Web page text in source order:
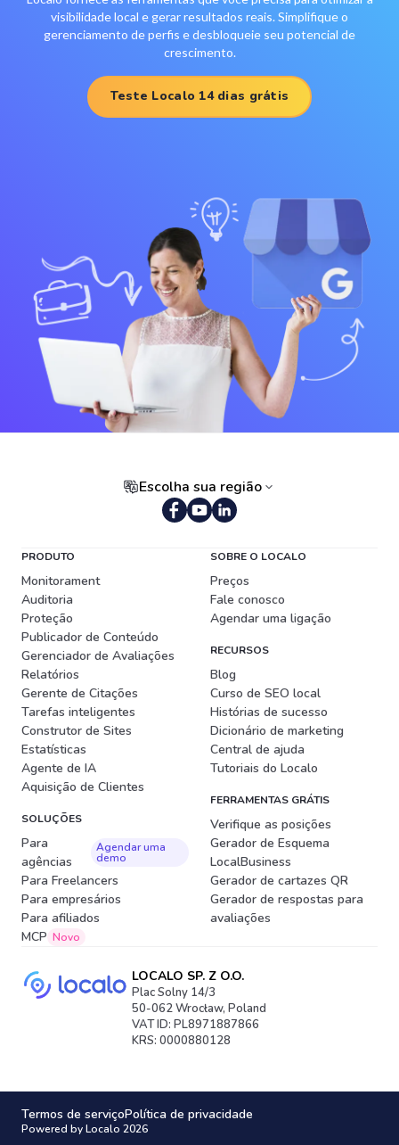
visibilidade local e gerar resultados reais. Simplifique o
gerenciamento de perfis e desbloqueie seu potencial de
crescimento.
Teste Localo 14 dias grátis
Escolha sua região
PRODUTO
Monitorament
Auditoria
Proteção
Publicador de Conteúdo
Gerenciador de Avaliações
Relatórios
Gerente de Citações
Tarefas inteligentes
Construtor de Sites
Estatísticas
Agente de IA
Aquisição de Clientes
SOLUÇÕES
Para
agências
Agendar uma
demo
Para Freelancers
Para empresários
Para afiliados
MCP Novo
SOBRE O LOCALO
Preços
Fale conosco
Agendar uma ligação
RECURSOS
Blog
Curso de SEO local
Histórias de sucesso
Dicionário de marketing
Central de ajuda
Tutoriais do Localo
FERRAMENTAS GRÁTIS
Verifique as posições
Gerador de Esquema
LocalBusiness
Gerador de cartazes QR
Gerador de respostas para
avaliações
LOCALO SP. Z O.O.
Plac Solny 14/3
50-062 Wrocław, Poland
VAT ID: PL8971887866
KRS: 0000880128
Termos de serviçoPolítica de privacidade
Powered by Localo 2026